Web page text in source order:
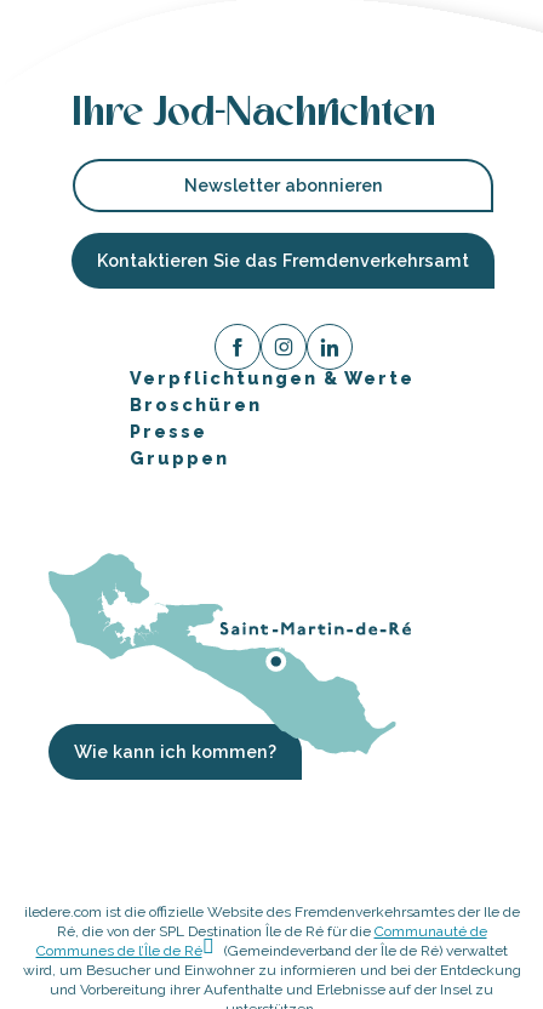
Ihre Jod-Nachrichten
Newsletter abonnieren
Kontaktieren Sie das Fremdenverkehrsamt
Verpflichtungen & Werte
Broschüren
Presse
Gruppen
Wie kann ich kommen?
iledere.com ist die offizielle Website des Fremdenverkehrsamtes der Ile de
Ré, die von der SPL Destination Île de Ré für die Communauté de
Communes de l’Île de Ré
(Gemeindeverband der Île de Ré) verwaltet
wird, um Besucher und Einwohner zu informieren und bei der Entdeckung
und Vorbereitung ihrer Aufenthalte und Erlebnisse auf der Insel zu